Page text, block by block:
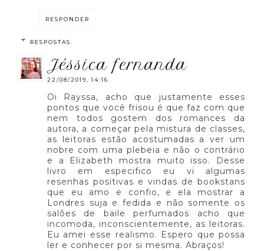
RESPONDER
RESPOSTAS
jéssica fernanda
22/08/2019, 14:16
Oi Rayssa, acho que justamente esses
pontos que você frisou é que faz com que
nem todos gostem dos romances da
autora, a começar pela mistura de classes,
as leitoras estão acostumadas a ver um
nobre com uma plebeia e não o contrário
e a Elizabeth mostra muito isso. Desse
livro em especifico eu vi algumas
resenhas positivas e vindas de bookstans
que eu amo e confio, e ela mostrar a
Londres suja e fedida e não somente os
salões de baile perfumados acho que
incomoda, inconscientemente, as leitoras.
Eu amei esse realismo. Espero que possa
ler e conhecer por si mesma. Abraços!